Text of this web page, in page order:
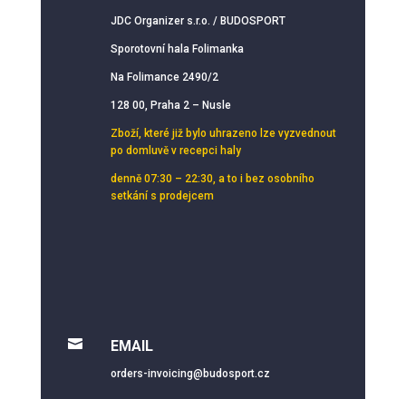
JDC Organizer s.r.o. / BUDOSPORT
Sporotovní hala Folimanka
Na Folimance 2490/2
128 00, Praha 2 – Nusle
Zboží, které již bylo uhrazeno lze vyzvednout
po domluvě v recepci haly
denně 07:30 – 22:30, a to i bez osobního
setkání s prodejcem
 EMAIL
orders-invoicing@budosport.cz